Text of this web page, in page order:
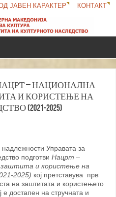
ЈАВЕН КАРАКТЕР КОНТАКТ
– НАЦИОНАЛНА
И КОРИСТЕЊЕ НА
(2021-2025)
Управата за
подготви Нацрт –
заштита и користење на
2025) кој претставува прв
на заштитата и користењето
е достапен на стручната и